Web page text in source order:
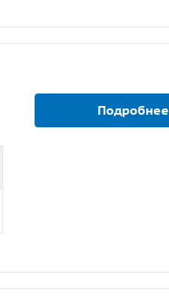
Подробнее